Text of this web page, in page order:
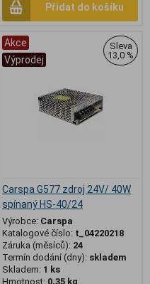
Přidat do košíku
Akce
Výprodej
Sleva
13,0 %
Carspa G577 zdroj 24V/ 40W
spínaný HS-40/24
Výrobce: Carspa
Katalogové číslo: t_04220218
Záruka (měsíců): 24
Termín dodání (dny): skladem
Skladem: 1 ks
Hmotnost: 0,35 kg